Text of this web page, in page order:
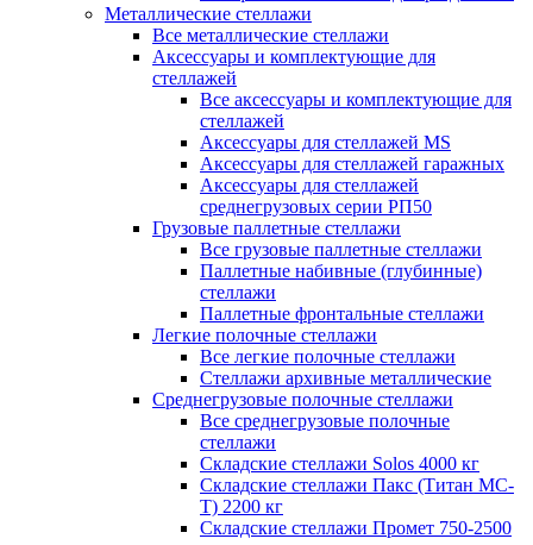
Металлические стеллажи
Все металлические стеллажи
Аксессуары и комплектующие для
стеллажей
Все аксессуары и комплектующие для
стеллажей
Аксессуары для стеллажей MS
Аксессуары для стеллажей гаражных
Аксессуары для стеллажей
среднегрузовых серии РП50
Грузовые паллетные стеллажи
Все грузовые паллетные стеллажи
Паллетные набивные (глубинные)
стеллажи
Паллетные фронтальные стеллажи
Легкие полочные стеллажи
Все легкие полочные стеллажи
Стеллажи архивные металлические
Среднегрузовые полочные стеллажи
Все среднегрузовые полочные
стеллажи
Складские стеллажи Solos 4000 кг
Складские стеллажи Пакс (Титан МС-
Т) 2200 кг
Складские стеллажи Промет 750-2500